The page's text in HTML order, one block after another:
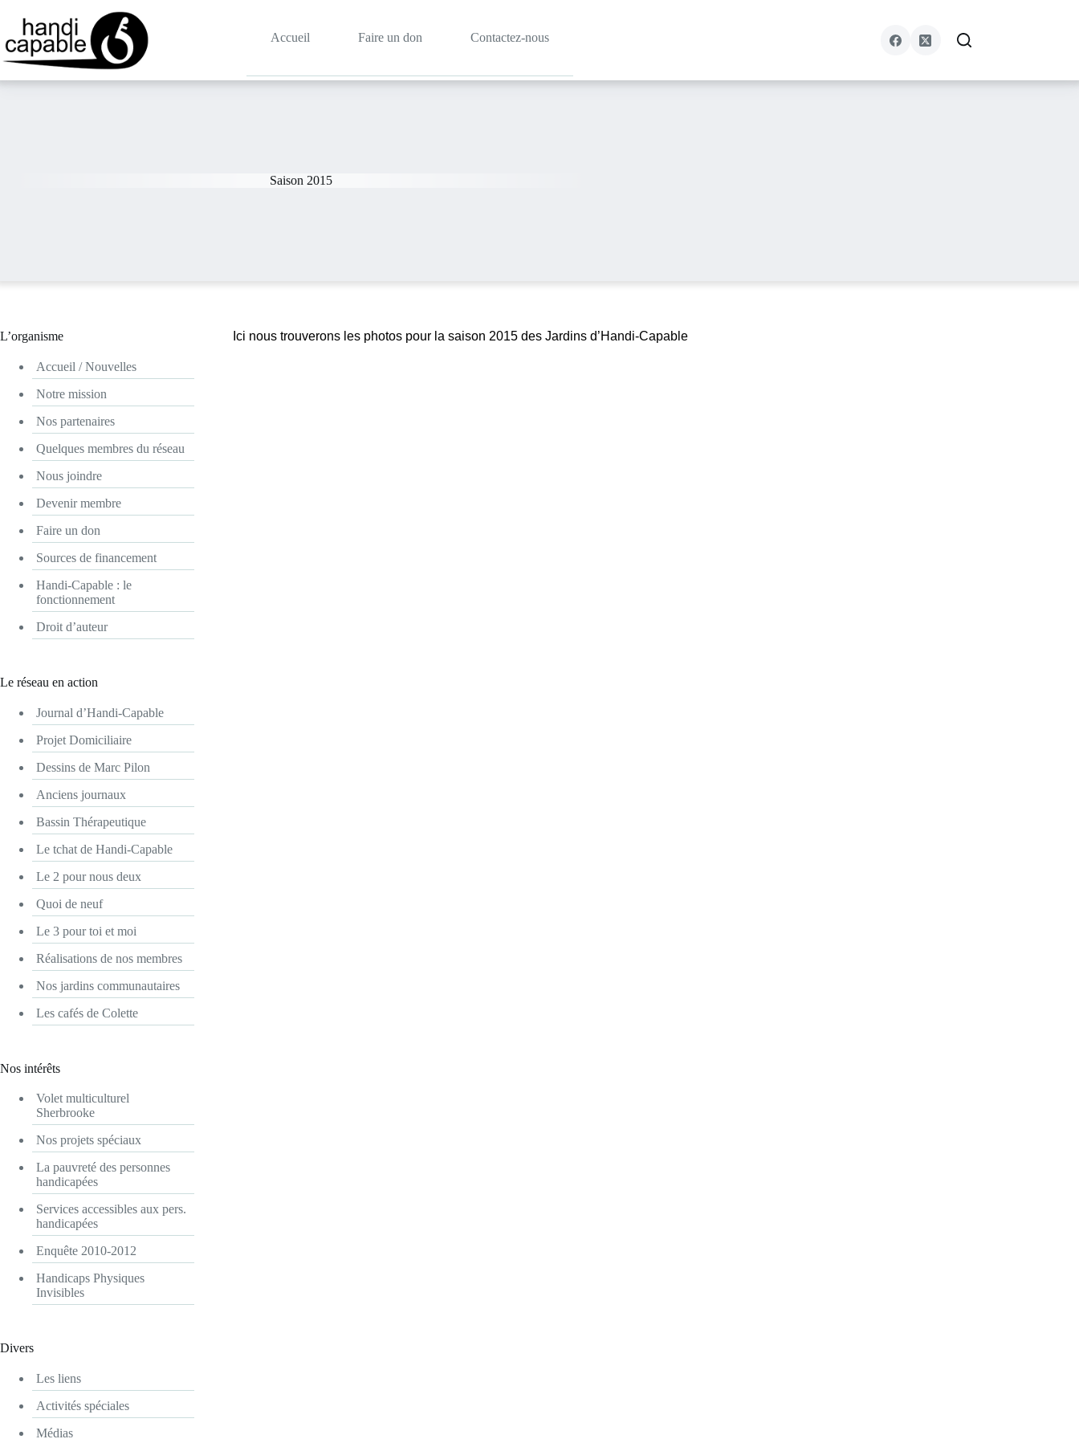
Accueil Faire un don Contactez-nous
Saison 2015
Ici nous trouverons les photos pour la saison 2015 des Jardins d’Handi-Capable
L’organisme
Accueil / Nouvelles
Notre mission
Nos partenaires
Quelques membres du réseau
Nous joindre
Devenir membre
Faire un don
Sources de financement
Handi-Capable : le
fonctionnement
Droit d’auteur
Le réseau en action
Journal d’Handi-Capable
Projet Domiciliaire
Dessins de Marc Pilon
Anciens journaux
Bassin Thérapeutique
Le tchat de Handi-Capable
Le 2 pour nous deux
Quoi de neuf
Le 3 pour toi et moi
Réalisations de nos membres
Nos jardins communautaires
Les cafés de Colette
Nos intérêts
Volet multiculturel
Sherbrooke
Nos projets spéciaux
La pauvreté des personnes
handicapées
Services accessibles aux pers.
handicapées
Enquête 2010-2012
Handicaps Physiques
Invisibles
Divers
Les liens
Activités spéciales
Médias